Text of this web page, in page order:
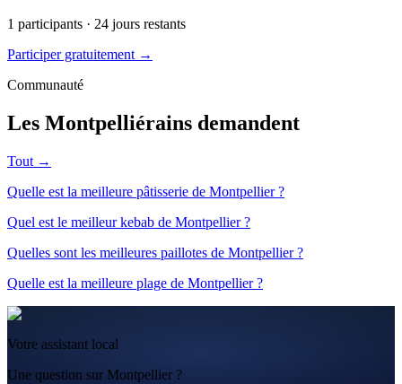
1 participants · 24 jours restants
Participer gratuitement →
Communauté
Les Montpelliérains demandent
Tout →
Quelle est la meilleure pâtisserie de Montpellier ?
Quel est le meilleur kebab de Montpellier ?
Quelles sont les meilleures paillotes de Montpellier ?
Quelle est la meilleure plage de Montpellier ?
Votre assistant local
Une question sur Montpellier ?